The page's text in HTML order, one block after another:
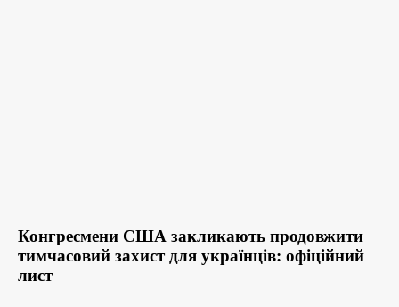
Конгресмени США закликають продовжити
тимчасовий захист для українців: офіційний
лист